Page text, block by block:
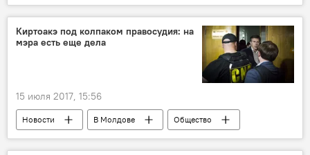
Лос-Анжелес
экспонаты
Киртоакэ под колпаком правосудия: на
мэра есть еще дела
15 июля 2017, 15:56
Новости В Молдове
Общество
Кишинев
Дорин Киртоакэ